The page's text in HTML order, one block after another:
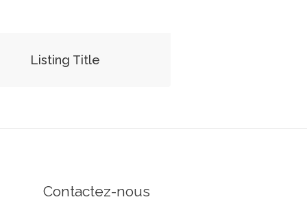
Listing Title
Contactez-nous